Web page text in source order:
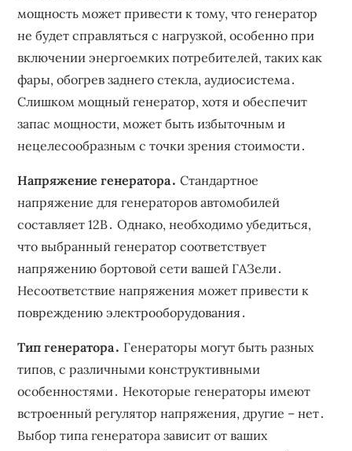
мощность может привести к тому, что генератор
не будет справляться с нагрузкой, особенно при
включении энергоемких потребителей, таких как
фары, обогрев заднего стекла, аудиосистема․
Слишком мощный генератор, хотя и обеспечит
запас мощности, может быть избыточным и
нецелесообразным с точки зрения стоимости․
Напряжение генератора․ Стандартное
напряжение для генераторов автомобилей
составляет 12В․ Однако, необходимо убедиться,
что выбранный генератор соответствует
напряжению бортовой сети вашей ГАЗели․
Несоответствие напряжения может привести к
повреждению электрооборудования․
Тип генератора․ Генераторы могут быть разных
типов, с различными конструктивными
особенностями․ Некоторые генераторы имеют
встроенный регулятор напряжения, другие – нет․
Выбор типа генератора зависит от ваших